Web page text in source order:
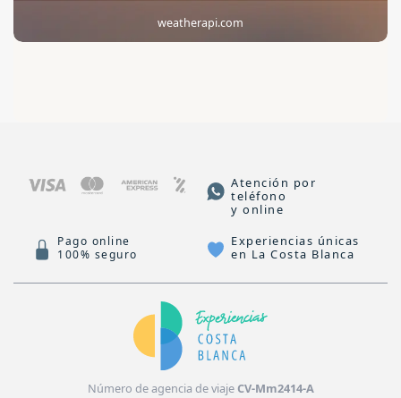
weatherapi.com
Atención por
teléfono
y online
Pago online
100% seguro
Experiencias únicas
en La Costa Blanca
Número de agencia de viajeCV-Mm2414-A